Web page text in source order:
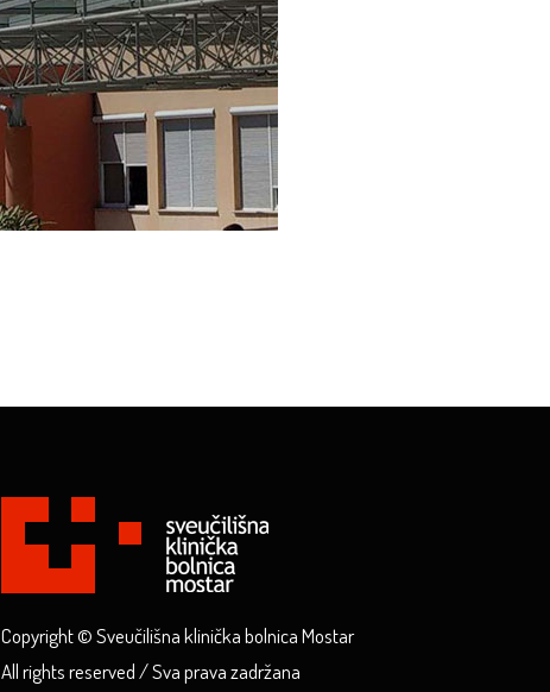
Copyright © Sveučilišna klinička bolnica Mostar
All rights reserved / Sva prava zadržana